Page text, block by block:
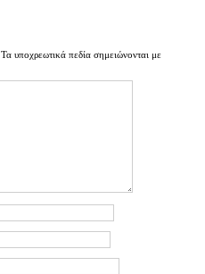
Τα υποχρεωτικά πεδία σημειώνονται με